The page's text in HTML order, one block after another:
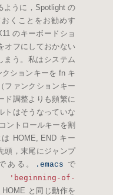
ように，Spotlight の
くことをお勧めす
のキーボードショ
オフにしておかない
う。私はシステム
ションキーを fn キ
ファンクションキー
ド調整よりも頻繁に
トはそうなっていな
ントロールキーを割
HOME, END キー
頭，末尾にジャンプ
ある。
.emacs で
'beginning-of-
HOME と同じ動作を